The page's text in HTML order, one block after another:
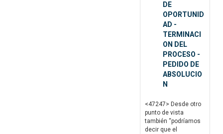
DE
OPORTUNID
AD -
TERMINACI
ON DEL
PROCESO -
PEDIDO DE
ABSOLUCIO
N
<47247> Desde otro
punto de vista
también “podríamos
decir que el